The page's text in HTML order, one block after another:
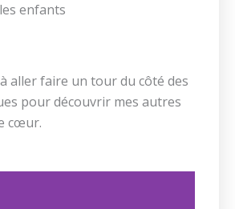
enfants
aller faire un tour du côté des
pour découvrir mes autres
cœur.